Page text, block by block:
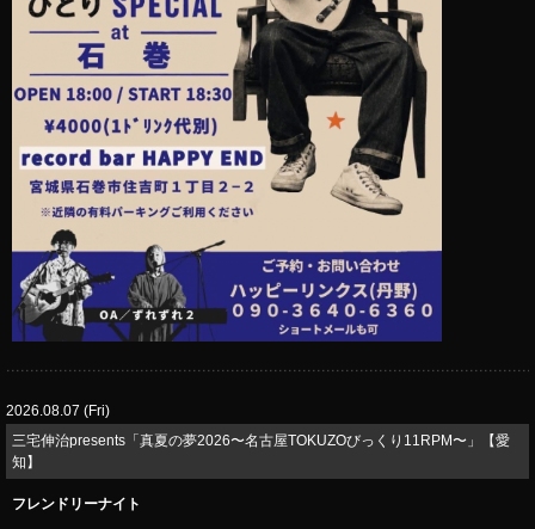
2026.08.07 (Fri)
三宅伸治presents「真夏の夢2026〜名古屋TOKUZOびっくり11RPM〜」【愛
知】
フレンドリーナイト